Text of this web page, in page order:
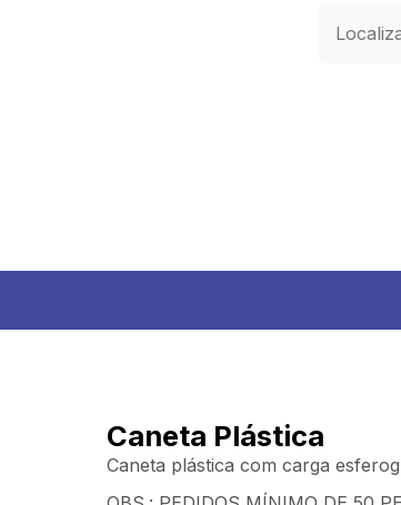
Caneta Plástica
Caneta plástica com carga